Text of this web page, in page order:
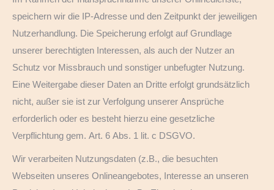
speichern wir die IP-Adresse und den Zeitpunkt der jeweiligen
Nutzerhandlung. Die Speicherung erfolgt auf Grundlage
unserer berechtigten Interessen, als auch der Nutzer an
Schutz vor Missbrauch und sonstiger unbefugter Nutzung.
Eine Weitergabe dieser Daten an Dritte erfolgt grundsätzlich
nicht, außer sie ist zur Verfolgung unserer Ansprüche
erforderlich oder es besteht hierzu eine gesetzliche
Verpflichtung gem. Art. 6 Abs. 1 lit. c DSGVO.
Wir verarbeiten Nutzungsdaten (z.B., die besuchten
Webseiten unseres Onlineangebotes, Interesse an unseren